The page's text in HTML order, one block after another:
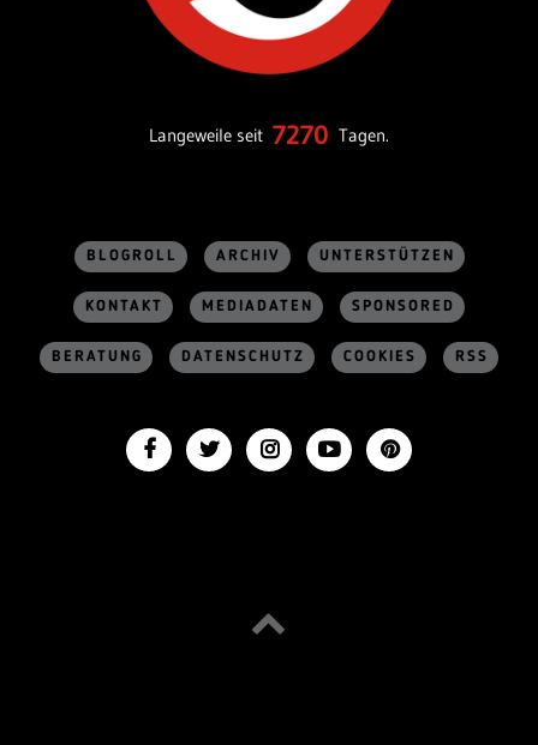
Langeweile seit 7270 Tagen.
BLOGROLL ARCHIV UNTERSTÜTZEN
KONTAKT MEDIADATEN SPONSORED
BERATUNG DATENSCHUTZ COOKIES RSS